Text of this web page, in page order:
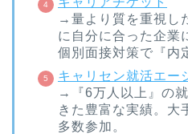
→量より質を重視し
に自分に合った企業
個別面接対策で『内
キャリセン就活エー
→『6万人以上』の
きた豊富な実績。大
多数参加。